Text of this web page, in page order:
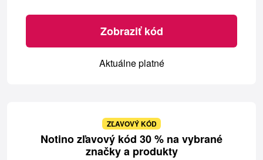
Zobraziť kód
Aktuálne platné
ZĽAVOVÝ KÓD
Notino zľavový kód 30 % na vybrané
značky a produkty